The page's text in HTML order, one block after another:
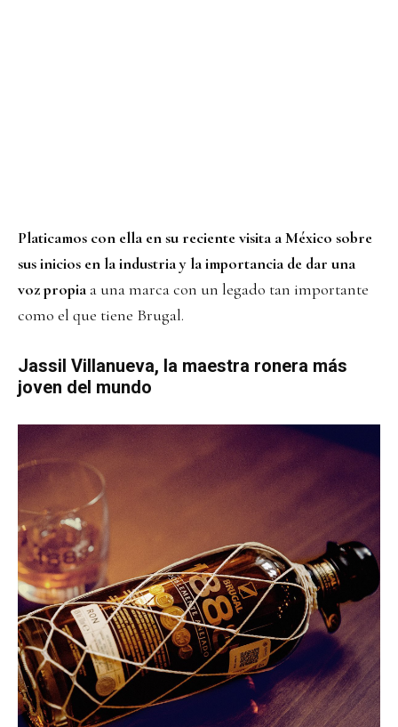
Platicamos con ella en su reciente visita a México sobre
sus inicios en la industria y la importancia de dar una
voz propia a una marca con un legado tan importante
como el que tiene Brugal.
Jassil Villanueva, la maestra ronera más
joven del mundo